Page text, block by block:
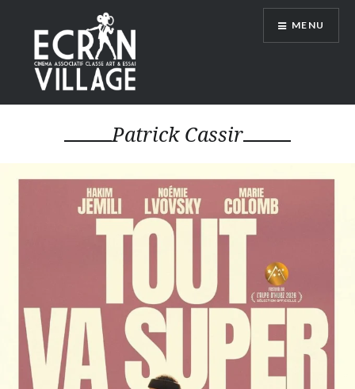
contenu
principal
ÉCRAN VILLAGE
MENU
Patrick Cassir